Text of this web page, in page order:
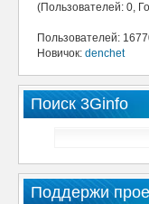
(Пользователей: 0,
Пользователей:
Новичок: denchet
Поиск 3Ginfo
Поддержи